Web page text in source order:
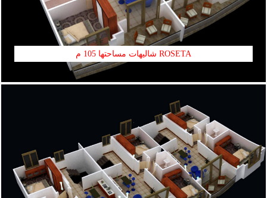
ROSETA شاليهات مساحتها 105 م